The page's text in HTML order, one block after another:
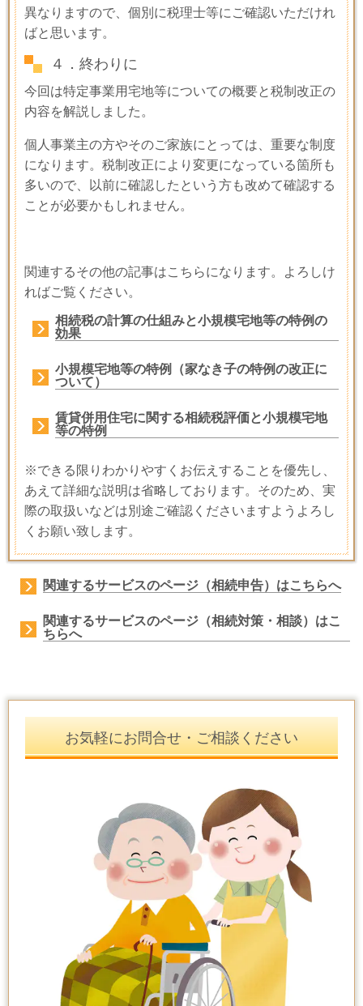
異なりますので、個別に税理士等にご確認いただけれ
ばと思います。
４．終わりに
今回は特定事業用宅地等についての概要と税制改正の
内容を解説しました。
個人事業主の方やそのご家族にとっては、重要な制度
になります。税制改正により変更になっている箇所も
多いので、以前に確認したという方も改めて確認する
ことが必要かもしれません。
関連するその他の記事はこちらになります。よろしけ
ればご覧ください。
相続税の計算の仕組みと小規模宅地等の特例の
効果
小規模宅地等の特例（家なき子の特例の改正に
ついて）
賃貸併用住宅に関する相続税評価と小規模宅地
等の特例
※できる限りわかりやすくお伝えすることを優先し、
あえて詳細な説明は省略しております。そのため、実
際の取扱いなどは別途ご確認くださいますようよろし
くお願い致します。
関連するサービスのページ（相続申告）はこちらへ
関連するサービスのページ（相続対策・相談）はこ
ちらへ
お気軽にお問合せ・ご相談ください